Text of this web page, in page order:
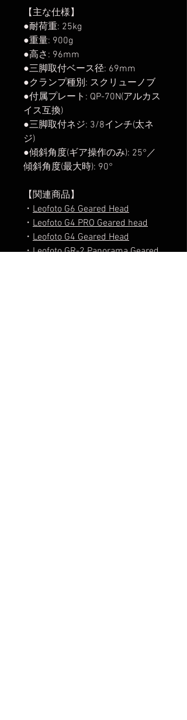
【主な仕様】
●耐荷重: 25kg
●重量: 900g
●高さ: 96mm
●三脚取付ベース径: 69mm
●クランプ種別: スクリューノブ
●付属プレート: QP-70N(アルカス
イス互換)
●三脚取付ネジ: 3/8インチ(太ネ
ジ)
●傾斜角度(ギア操作のみ): 25°／
傾斜角度(最大時): 90°
【関連商品】
・ Leofoto G6 Geared Head
・ Leofoto G4 PRO Geared head
・ Leofoto G4 Geared Head
・Leofoto GR-2 Panorama Geared